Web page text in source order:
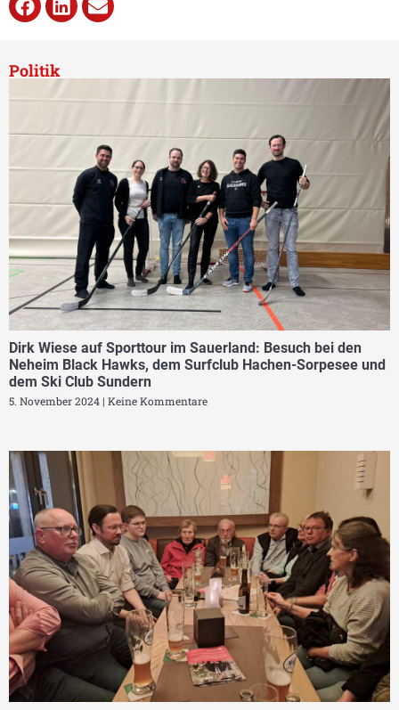
Politik
Dirk Wiese auf Sporttour im Sauerland: Besuch bei den
Neheim Black Hawks, dem Surfclub Hachen-Sorpesee und
dem Ski Club Sundern
5. November 2024 Keine Kommentare